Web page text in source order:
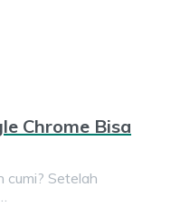
Chrome Bisa
cumi? Setelah